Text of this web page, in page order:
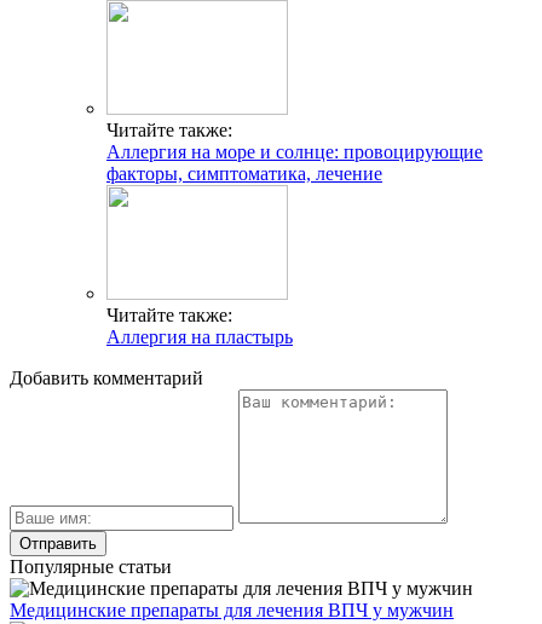
Читайте также:
Аллергия на море и солнце: провоцирующие
факторы, симптоматика, лечение
Читайте также:
Аллергия на пластырь
Добавить комментарий
Популярные статьи
Медицинские препараты для лечения ВПЧ у мужчин